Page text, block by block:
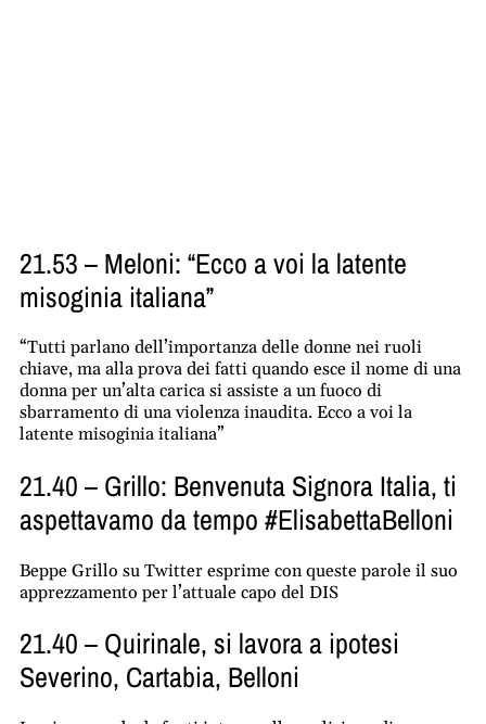
21.53 – Meloni: “Ecco a voi la latente
misoginia italiana”
“Tutti parlano dell’importanza delle donne nei ruoli
chiave, ma alla prova dei fatti quando esce il nome di una
donna per un’alta carica si assiste a un fuoco di
sbarramento di una violenza inaudita. Ecco a voi la
latente misoginia italiana”
21.40 – Grillo: Benvenuta Signora Italia, ti
aspettavamo da tempo #ElisabettaBelloni
Beppe Grillo su Twitter esprime con queste parole il suo
apprezzamento per l’attuale capo del DIS
21.40 – Quirinale, si lavora a ipotesi
Severino, Cartabia, Belloni